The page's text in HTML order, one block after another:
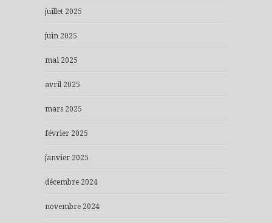
juillet 2025
juin 2025
mai 2025
avril 2025
mars 2025
février 2025
janvier 2025
décembre 2024
novembre 2024